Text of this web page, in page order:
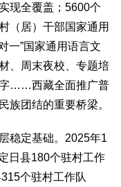
现全覆盖；5600个
（居）干部国家通用
一”国家通用语言文
、周末夜校、专题培
字……西藏全面推广普
族团结的重要桥梁。
定基础。2025年1
日县180个驻村工作
个驻村工作队